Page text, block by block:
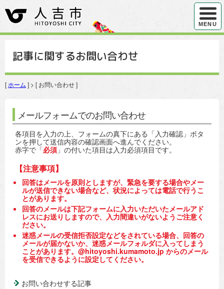
ハンバ
MENU
記事に関するお問い合わせ
[ ホーム ] > [ お問い合わせ ]
メールフォームでのお問い合わせ
各項目を入力の上、フォームの真下にある「入力確認」ボタ
ンを押して送信内容の確認画面へ進んでください。
赤字で「必須 」の付いた項目は入力必須項目です。
【注意事項】
回答はメールを原則としますが、緊急を要する場合やメー
ルが送信できない場合など、状況によっては電話で行うこ
とがあります。
回答のメールは下記フォームに入力いただいたメールアド
レスにお送りしますので、入力間違いがないようご注意く
ださい。
迷惑メールの受信拒否設定などをされている場合、回答の
メールが届かないか、迷惑メールフォルダに入ってしまう
ことがあります。@hitoyoshi.kumamoto.jp からのメール
を受信できるように設定してください。
お問い合わせする記事